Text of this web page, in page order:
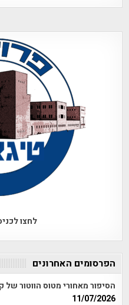
לחצו
הפרסומים האחרונים
הסיפור מאחורי מטוס הווטור של
11/07/2026